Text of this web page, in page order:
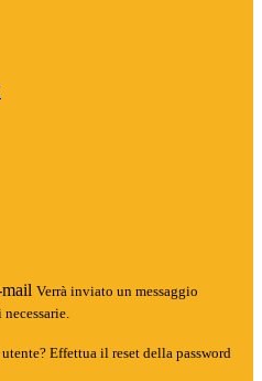
Verrà inviato un messaggio
Effettua il reset della password